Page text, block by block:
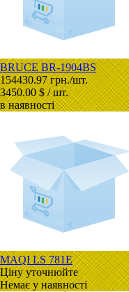
BRUCE BR-1904BS
154430.97 грн./шт.
3450.00 $ / шт.
в наявності
MAQI LS 781Е
Ціну уточнюйте
Немає у наявності